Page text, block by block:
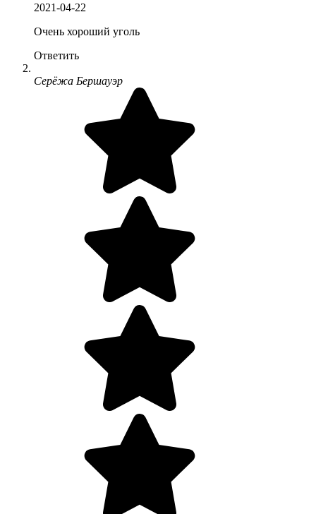
2021-04-22
Очень хороший уголь
Ответить
Серёжа Бершауэр